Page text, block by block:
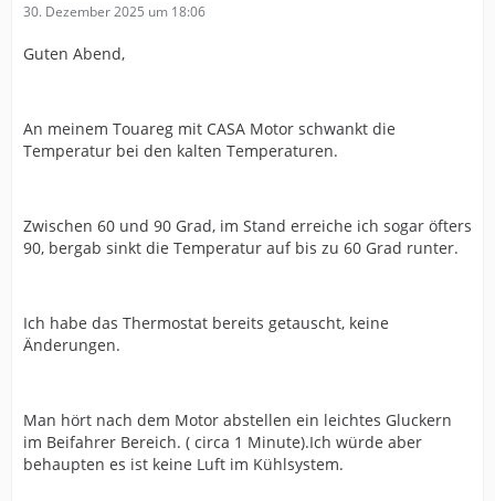
30. Dezember 2025 um 18:06
Guten Abend,
An meinem Touareg mit CASA Motor schwankt die
Temperatur bei den kalten Temperaturen.
Zwischen 60 und 90 Grad, im Stand erreiche ich sogar öfters
90, bergab sinkt die Temperatur auf bis zu 60 Grad runter.
Ich habe das Thermostat bereits getauscht, keine
Änderungen.
Man hört nach dem Motor abstellen ein leichtes Gluckern
im Beifahrer Bereich. ( circa 1 Minute).Ich würde aber
behaupten es ist keine Luft im Kühlsystem.